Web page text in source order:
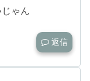
ゃん
返信